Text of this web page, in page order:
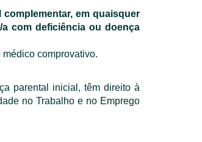
em quaisquer
com deficiência ou doença
comprovativo.
parental inicial, têm direito à
no Trabalho e no Emprego